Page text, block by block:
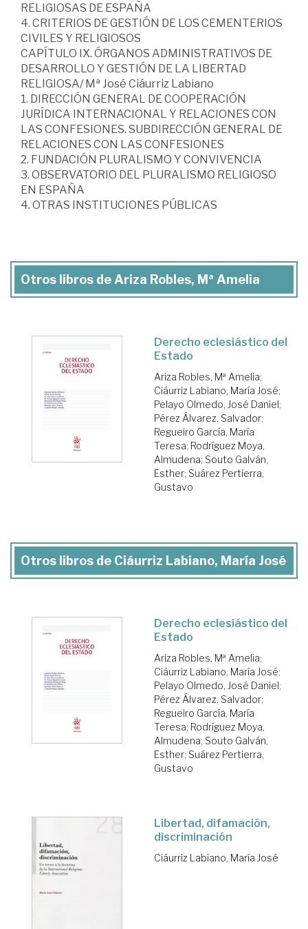
RELIGIOSAS DE ESPAÑA
4. CRITERIOS DE GESTIÓN DE LOS CEMENTERIOS
CIVILES Y RELIGIOSOS
CAPÍTULO IX. ÓRGANOS ADMINISTRATIVOS DE
DESARROLLO Y GESTIÓN DE LA LIBERTAD
RELIGIOSA/ Mª José Ciáurriz Labiano
1. DIRECCIÓN GENERAL DE COOPERACIÓN
JURÍDICA INTERNACIONAL Y RELACIONES CON
LAS CONFESIONES. SUBDIRECCIÓN GENERAL DE
RELACIONES CON LAS CONFESIONES
2. FUNDACIÓN PLURALISMO Y CONVIVENCIA
3. OBSERVATORIO DEL PLURALISMO RELIGIOSO
EN ESPAÑA
4. OTRAS INSTITUCIONES PÚBLICAS
Otros libros de Ariza Robles, Mª Amelia
Derecho eclesiástico del
Estado
Ariza Robles, Mª Amelia;
Ciáurriz Labiano, María José;
Pelayo Olmedo, José Daniel;
Pérez Álvarez, Salvador;
Regueiro García, María
Teresa; Rodríguez Moya,
Almudena; Souto Galván,
Esther; Suárez Pertierra,
Gustavo
Otros libros de Ciáurriz Labiano, María José
Derecho eclesiástico del
Estado
Ariza Robles, Mª Amelia;
Ciáurriz Labiano, María José;
Pelayo Olmedo, José Daniel;
Pérez Álvarez, Salvador;
Regueiro García, María
Teresa; Rodríguez Moya,
Almudena; Souto Galván,
Esther; Suárez Pertierra,
Gustavo
Libertad, difamación,
discriminación
Ciáurriz Labiano, María José